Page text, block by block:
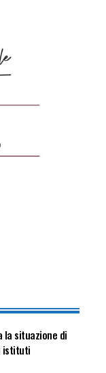
la situazione di
istituti